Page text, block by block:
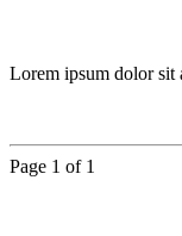
Lorem ipsum dolor sit
Page 1 of 1